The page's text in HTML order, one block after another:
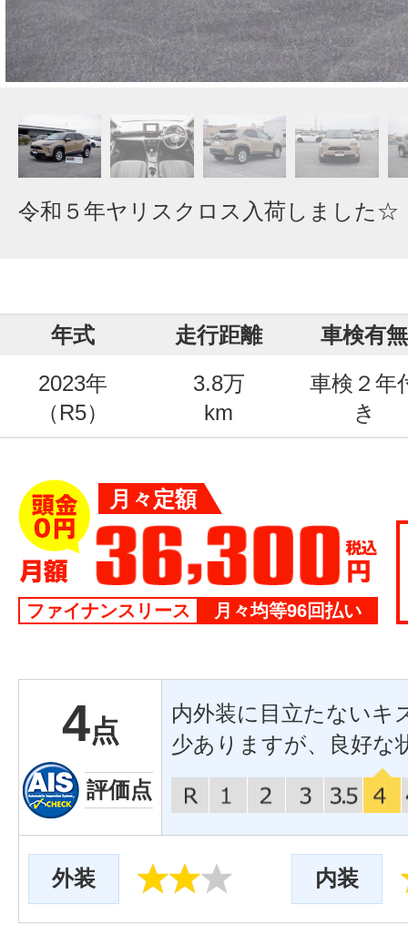
令和５年ヤリスクロス入荷しました☆
年式 走行距離
車検有無
2023年
（R5）
3.8万
km
車検２年
き
月々定額
ファイナンスリース 月々均等96回払い
4点
評価点
内外装に目立たないキ
少ありますが、良好な
外装 内装